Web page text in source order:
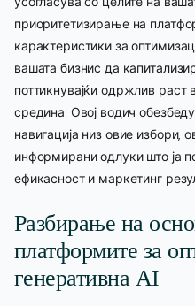
приоритетизирање на
карактеристики за
вашата бизнис да
поттикнувајќи одржлив раст
средина. Овој водич
навигација низ овие избори,
информирани одлуки што ја
ефикасност и маркетинг
Разбирање на
платформите за
генеративна AI